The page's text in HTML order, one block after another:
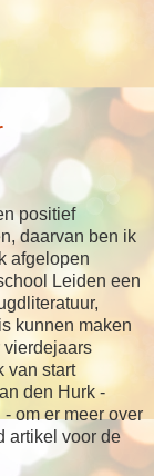
positief
daarvan ben ik
afgelopen
Leiden een
kunnen maken
vierdejaars
van start
den Hurk -
om er meer over
artikel voor de